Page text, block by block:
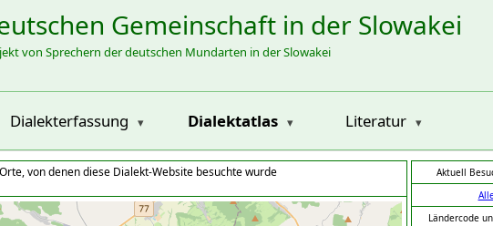
Gemeinschaft in der Slowakei
von Sprechern der deutschen Mundarten in der Slowakei
Dialekterfassung Dialektatlas Literatur
von denen diese Dialekt-Website besuchte wurde Aktuell
Ländercode